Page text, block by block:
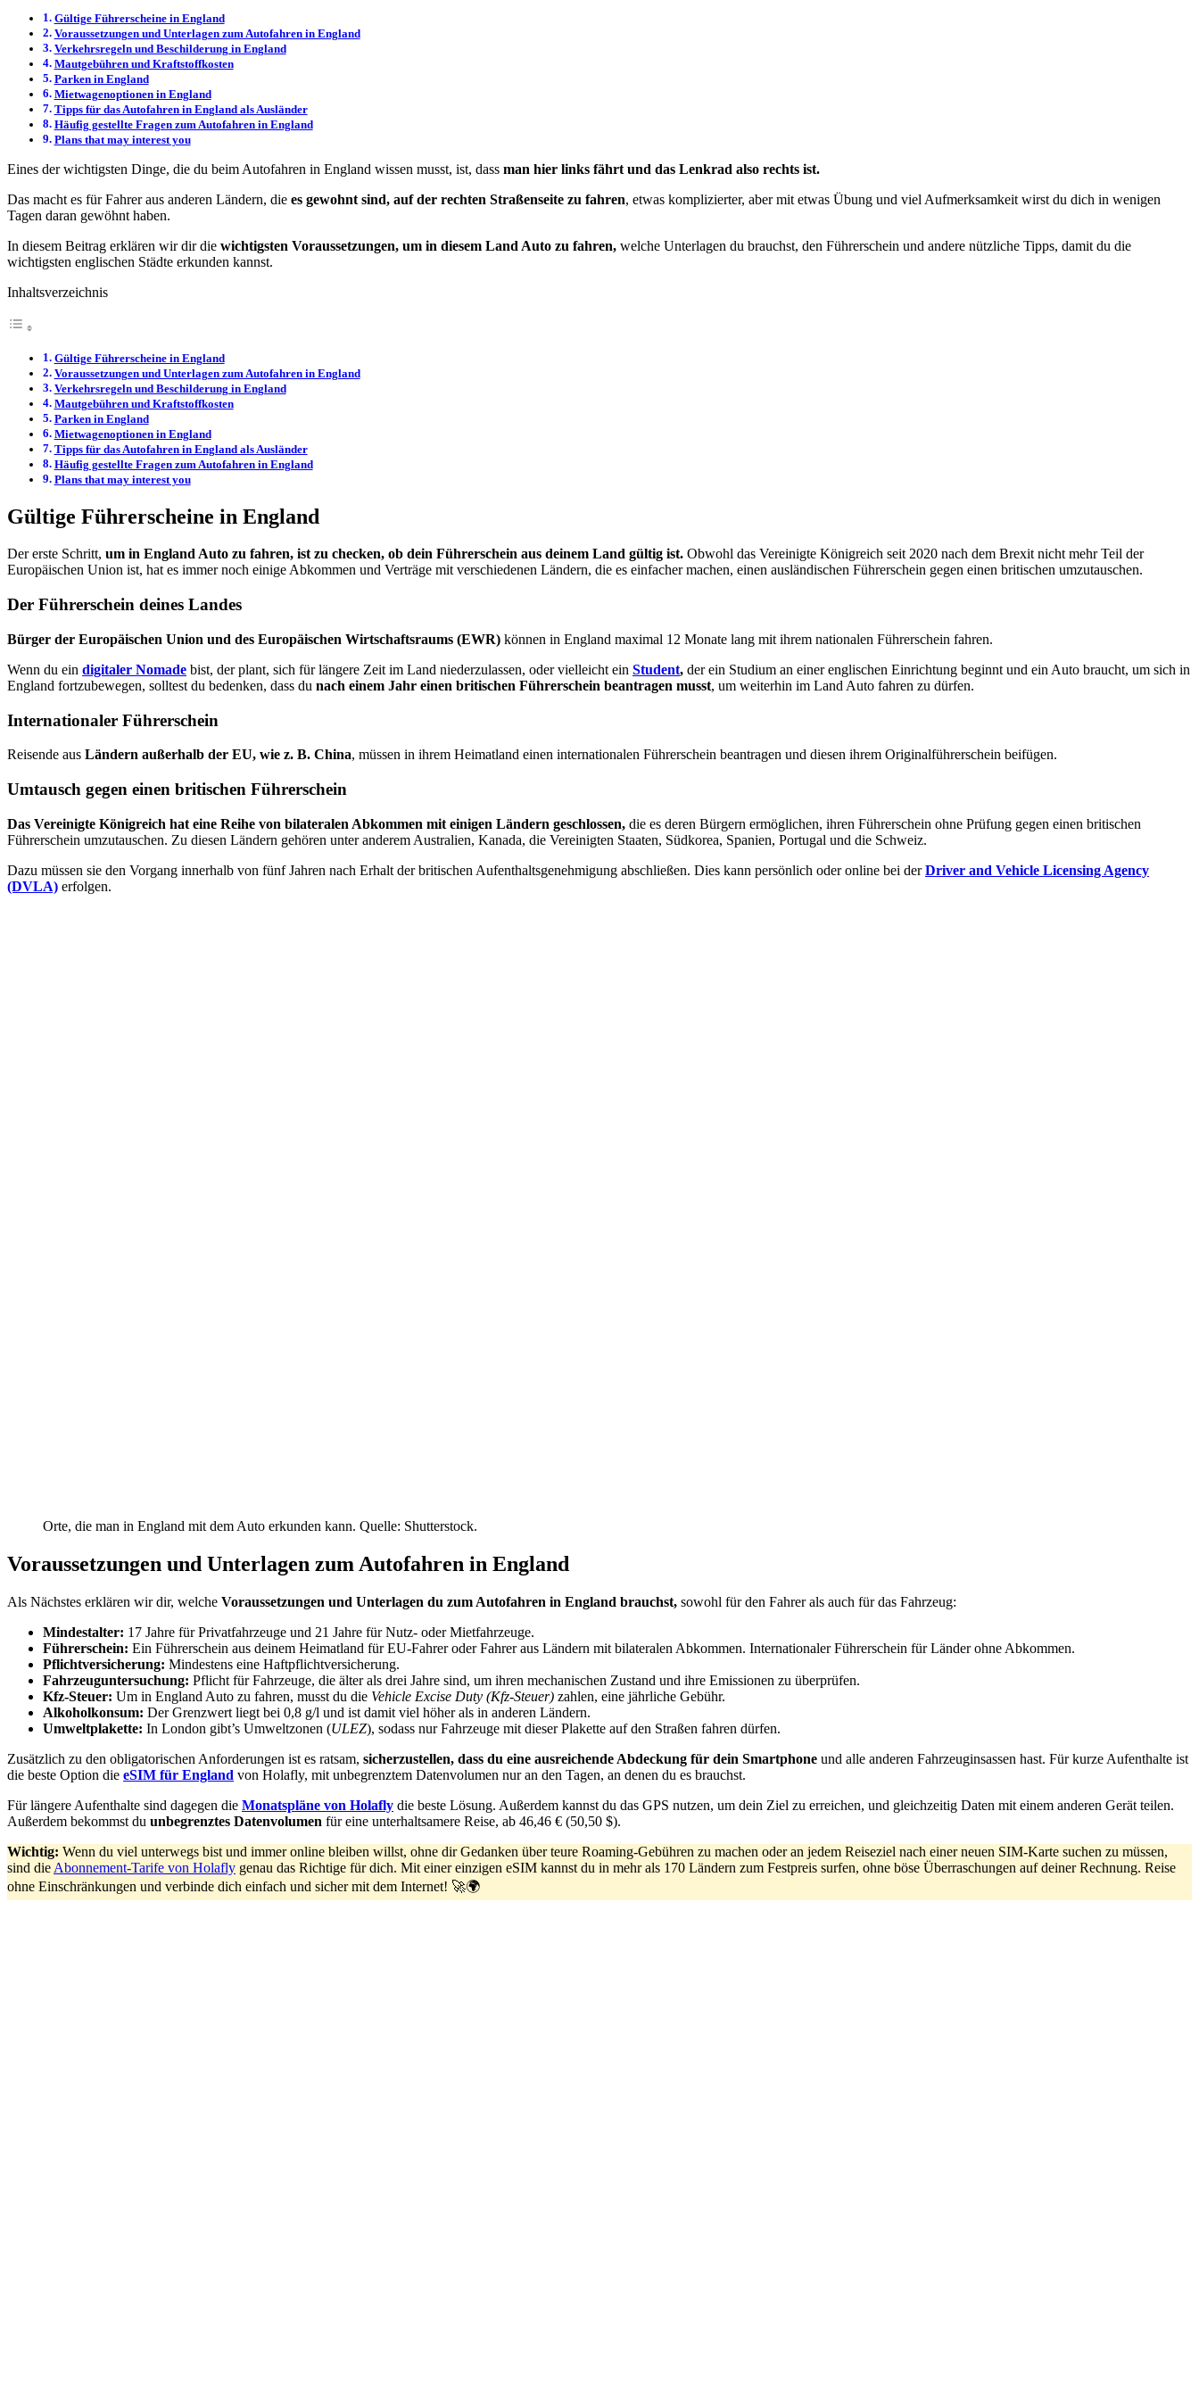
Gültige Führerscheine in England
Voraussetzungen und Unterlagen zum Autofahren in England
Verkehrsregeln und Beschilderung in England
Mautgebühren und Kraftstoffkosten
Parken in England
Mietwagenoptionen in England
Tipps für das Autofahren in England als Ausländer
Häufig gestellte Fragen zum Autofahren in England
Plans that may interest you
Eines der wichtigsten Dinge, die du beim Autofahren in England wissen musst, ist, dass man hier links fährt und das Lenkrad also rechts ist.
Das macht es für Fahrer aus anderen Ländern, die es gewohnt sind, auf der rechten Straßenseite zu fahren, etwas komplizierter, aber mit etwas Übung und viel Aufmerksamkeit wirst du dich in wenigen
Tagen daran gewöhnt haben.
In diesem Beitrag erklären wir dir die wichtigsten Voraussetzungen, um in diesem Land Auto zu fahren, welche Unterlagen du brauchst, den Führerschein und andere nützliche Tipps, damit du die
wichtigsten englischen Städte erkunden kannst.
Inhaltsverzeichnis
Gültige Führerscheine in England
Voraussetzungen und Unterlagen zum Autofahren in England
Verkehrsregeln und Beschilderung in England
Mautgebühren und Kraftstoffkosten
Parken in England
Mietwagenoptionen in England
Tipps für das Autofahren in England als Ausländer
Häufig gestellte Fragen zum Autofahren in England
Plans that may interest you
Gültige Führerscheine in England
Der erste Schritt, um in England Auto zu fahren, ist zu checken, ob dein Führerschein aus deinem Land gültig ist. Obwohl das Vereinigte Königreich seit 2020 nach dem Brexit nicht mehr Teil der
Europäischen Union ist, hat es immer noch einige Abkommen und Verträge mit verschiedenen Ländern, die es einfacher machen, einen ausländischen Führerschein gegen einen britischen umzutauschen.
Der Führerschein deines Landes
Bürger der Europäischen Union und des Europäischen Wirtschaftsraums (EWR) können in England maximal 12 Monate lang mit ihrem nationalen Führerschein fahren.
Wenn du ein digitaler Nomade bist, der plant, sich für längere Zeit im Land niederzulassen, oder vielleicht ein Student, der ein Studium an einer englischen Einrichtung beginnt und ein Auto braucht, um sich in
England fortzubewegen, solltest du bedenken, dass du nach einem Jahr einen britischen Führerschein beantragen musst, um weiterhin im Land Auto fahren zu dürfen.
Internationaler Führerschein
Reisende aus Ländern außerhalb der EU, wie z. B. China, müssen in ihrem Heimatland einen internationalen Führerschein beantragen und diesen ihrem Originalführerschein beifügen.
Umtausch gegen einen britischen Führerschein
Das Vereinigte Königreich hat eine Reihe von bilateralen Abkommen mit einigen Ländern geschlossen, die es deren Bürgern ermöglichen, ihren Führerschein ohne Prüfung gegen einen britischen
Führerschein umzutauschen. Zu diesen Ländern gehören unter anderem Australien, Kanada, die Vereinigten Staaten, Südkorea, Spanien, Portugal und die Schweiz.
Dazu müssen sie den Vorgang innerhalb von fünf Jahren nach Erhalt der britischen Aufenthaltsgenehmigung abschließen. Dies kann persönlich oder online bei derDriver and Vehicle Licensing Agency
(DVLA) erfolgen.
Orte, die man in England mit dem Auto erkunden kann. Quelle: Shutterstock.
Voraussetzungen und Unterlagen zum Autofahren in England
Als Nächstes erklären wir dir, welche Voraussetzungen und Unterlagen du zum Autofahren in England brauchst, sowohl für den Fahrer als auch für das Fahrzeug:
Mindestalter: 17 Jahre für Privatfahrzeuge und 21 Jahre für Nutz- oder Mietfahrzeuge.
Führerschein: Ein Führerschein aus deinem Heimatland für EU-Fahrer oder Fahrer aus Ländern mit bilateralen Abkommen. Internationaler Führerschein für Länder ohne Abkommen.
Pflichtversicherung: Mindestens eine Haftpflichtversicherung.
Fahrzeuguntersuchung: Pflicht für Fahrzeuge, die älter als drei Jahre sind, um ihren mechanischen Zustand und ihre Emissionen zu überprüfen.
Kfz-Steuer: Um in England Auto zu fahren, musst du die Vehicle Excise Duty (Kfz-Steuer) zahlen, eine jährliche Gebühr.
Alkoholkonsum: Der Grenzwert liegt bei 0,8 g/l und ist damit viel höher als in anderen Ländern.
Umweltplakette: In London gibt’s Umweltzonen (ULEZ), sodass nur Fahrzeuge mit dieser Plakette auf den Straßen fahren dürfen.
Zusätzlich zu den obligatorischen Anforderungen ist es ratsam, sicherzustellen, dass du eine ausreichende Abdeckung für dein Smartphone und alle anderen Fahrzeuginsassen hast. Für kurze Aufenthalte ist
die beste Option die eSIM für England von Holafly, mit unbegrenztem Datenvolumen nur an den Tagen, an denen du es brauchst.
Für längere Aufenthalte sind dagegen die Monatspläne von Holafly die beste Lösung. Außerdem kannst du das GPS nutzen, um dein Ziel zu erreichen, und gleichzeitig Daten mit einem anderen Gerät teilen.
Außerdem bekommst du unbegrenztes Datenvolumen für eine unterhaltsamere Reise, ab 46,46 € (50,50 $).
Wichtig: Wenn du viel unterwegs bist und immer online bleiben willst, ohne dir Gedanken über teure Roaming-Gebühren zu machen oder an jedem Reiseziel nach einer neuen SIM-Karte suchen zu müssen,
sind die Abonnement-Tarife von Holafly genau das Richtige für dich. Mit einer einzigen eSIM kannst du in mehr als 170 Ländern zum Festpreis surfen, ohne böse Überraschungen auf deiner Rechnung. Reise
ohne Einschränkungen und verbinde dich einfach und sicher mit dem Internet! 🚀🌍